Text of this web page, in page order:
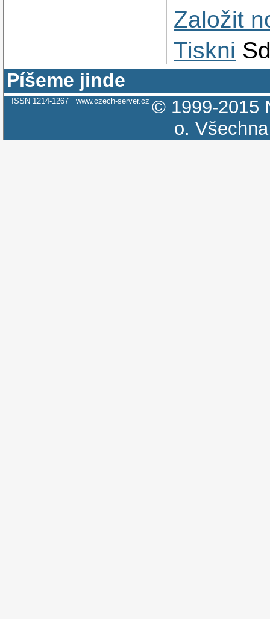
Založit
Tiskni
Píšeme jinde
ISSN 1214-1267 www.czech-server.cz © 1999-2015
o.